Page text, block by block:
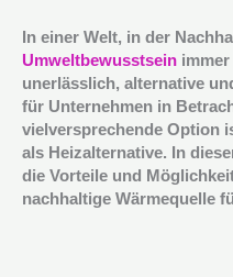
In einer Welt, in der
Umweltbewusstsein
unerlässlich, alternative
für Unternehmen in
vielversprechende Option
als Heizalternative. In
die Vorteile und
nachhaltige Wärmequelle